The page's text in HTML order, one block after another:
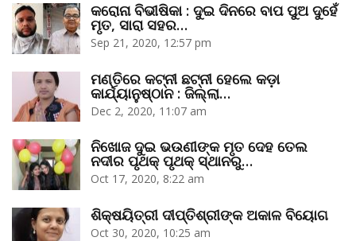
କରୋନା ବିଭୀଷିକା : ଦୁଇ ଦିନରେ ବାପ ପୁଅ ଦୁହେଁ
ମୃତ, ସାରା ସହର…
Sep 21, 2020, 12:57 pm
ମଣ୍ତିରେ କଟ୍‌ନୀ ଛଟ୍‌ନୀ ହେଲେ କଡ଼ା
କାର୍ଯ୍ୟାନୁଷ୍ଠାନ : ଜିଲ୍ଲା…
Dec 2, 2020, 11:07 am
ନିଖୋଜ ଦୁଇ ଭଉଣୀଙ୍କ ମୃତ ଦେହ ତେଲ
ନଦୀର ପୃଥକ୍‌ ପୃଥକ୍‌ ସ୍ଥାନରୁ…
Oct 17, 2020, 8:22 am
ଶିକ୍ଷୟିତ୍ରୀ ଦୀପ୍ତିଶ୍ରୀଙ୍କ ଅକାଳ ବିୟୋଗ
Oct 30, 2020, 10:25 am